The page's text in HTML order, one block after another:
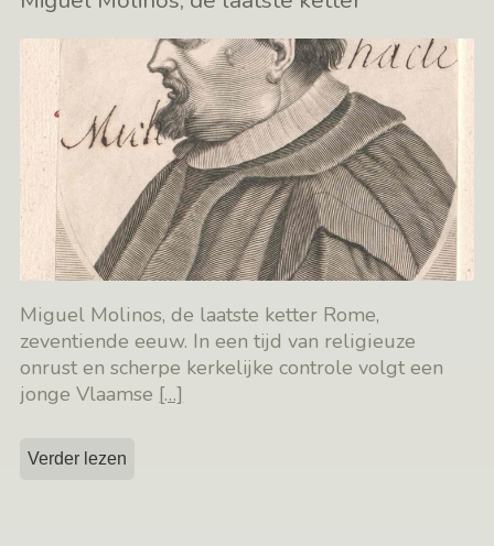
Miguel Molinos, de laatste ketter Rome,
zeventiende eeuw. In een tijd van religieuze
onrust en scherpe kerkelijke controle volgt een
jonge Vlaamse […]
Verder lezen